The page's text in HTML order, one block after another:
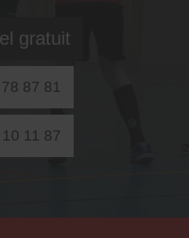
gratuit
87 81
11 87